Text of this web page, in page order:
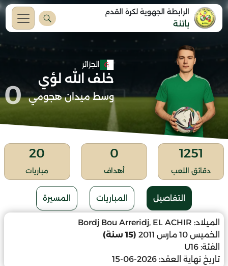
الرابطة الجهوية لكرة القدم
باتنة
الجزائر
خلف الله لؤي
وسط ميدان هجومي 0
1251
دقائق اللعب
0
أهداف
20
مباريات
التفاصيل المباريات المسيرة
الميلاد: Bordj Bou Arreridj, EL ACHIR
الخميس 10 مارس 2011
(15 سنة)
الفئة: U16
تاريخ نهاية العقد: 2026-06-15